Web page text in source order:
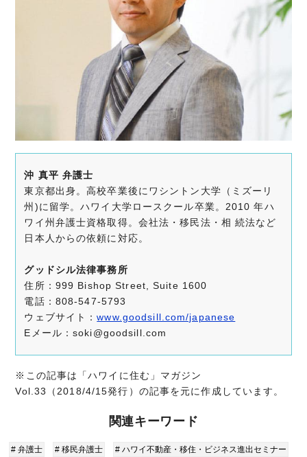
沖 真平 弁護士
東京都出身。高校卒業後にワシントン大学（ミズーリ
州)に留学。ハワイ大学ロースクール卒業。2010 年ハ
ワイ州弁護士資格取得。会社法・移民法・相 続法など
日本人からの依頼に対応。
グッドシル法律事務所
住所：999 Bishop Street, Suite 1600
電話：808-547-5793
ウェブサイト：www.goodsill.com/japanese
Eメール：soki@goodsill.com
※この記事は「ハワイに住む」マガジン
Vol.33（2018/4/15発行）の記事を元に作成しています。
関連キーワード
# 弁護士 # 移民弁護士 # ハワイ不動産・移住・ビジネス進出セミナー